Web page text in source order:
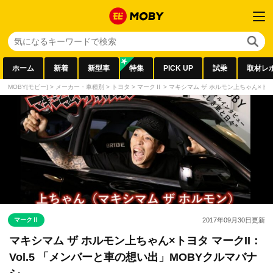
ホーム 新着 新型車 特集 PICK UP 試乗 取材レ
MOBY[モビー] > メーカー・車種別 > トヨタ > マークⅡ > マキシマム ザ ホルモン上ちゃん×ト
マークⅡ 2017年09月30日更新
マキシマム ザ ホルモン上ちゃん×トヨタ マークII：
Vol.5 「メンバーと車の想い出」MOBYクルマバナ